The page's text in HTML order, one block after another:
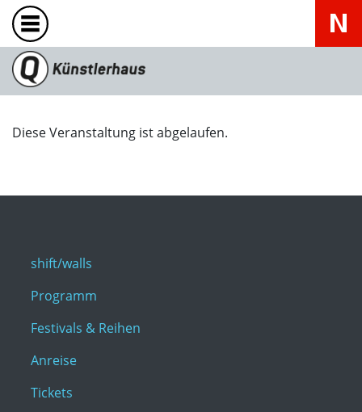
Diese Veranstaltung ist abgelaufen.
shift/walls
Programm
Festivals & Reihen
Anreise
Tickets